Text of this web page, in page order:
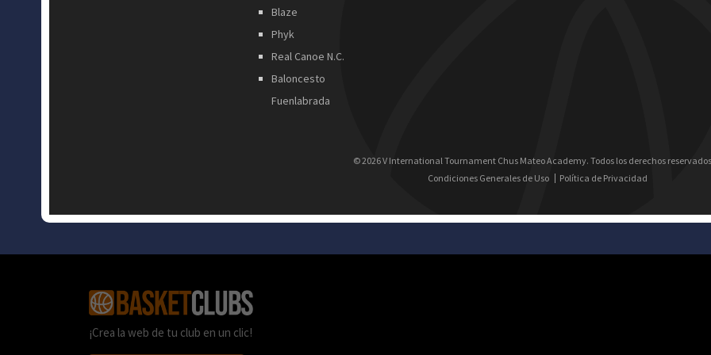
Blaze
Phyk
Real Canoe N.C.
Baloncesto
Fuenlabrada
© 2026 V International Tournament Chus Mateo Academy. Todos los derechos
Condiciones Generales de Uso
Política de Privacidad
¡Crea la web de tu club en un clic!